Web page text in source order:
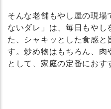
そんな老舗もやし屋の現
ないダレ」は、毎日もやし
た、シャキッとした食感
す。炒め物はもちろん、
として、家庭の定番におす